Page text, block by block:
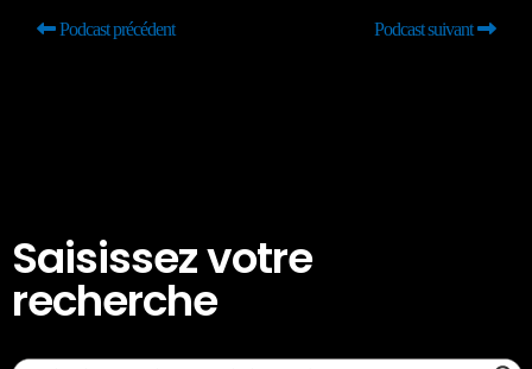
Podcast précédent Podcast suivant
Saisissez votre
recherche